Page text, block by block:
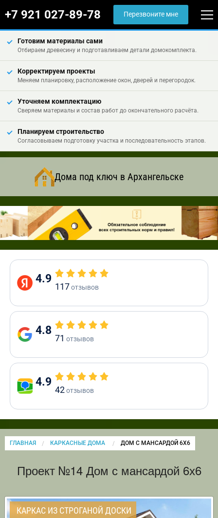
+7 921 027-89-78 Перезвоните мне
Готовим материалы сами
Отбираем древесину и подготавливаем детали домокомплекта.
Корректируем проекты
Меняем планировку, расположение окон, дверей и перегородок.
Уточняем комплектацию
Сверяем материалы и состав работ до окончательного расчёта.
Планируем строительство
Согласовываем подготовку участка и последовательность этапов.
Дома под ключ в Архангельске
4.9
117отзывов
4.8
71 отзывов
4.9
42отзывов
ГЛАВНАЯ КАРКАСНЫЕ ДОМА CURRENT:
ДОМ С МАНСАРДОЙ 6Х6
Проект №14 Дом с мансардой 6х6
КАРКАС ИЗ СТРОГАНОЙ ДОСКИ